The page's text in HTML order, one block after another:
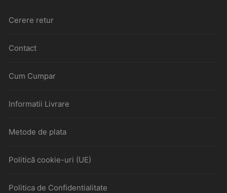
Cerere retur
Contact
Cum Cumpar
Informatii Livrare
Metode de plata
Politică cookie-uri (UE)
Politica de Confidentialitate